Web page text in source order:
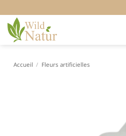
au
contenu
Accueil / Fleurs artificielles